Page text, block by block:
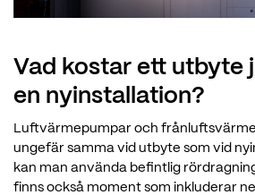
Vad kostar ett utbyte
en nyinstallation?
Luftvärmepumpar och
ungefär samma vid utbyte som vid
kan man använda beﬁntlig
finns också moment som inkluderar